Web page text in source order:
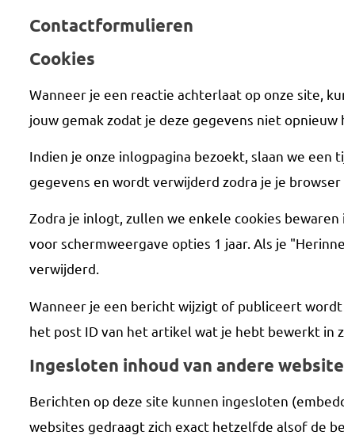
Contactformulieren
Cookies
Wanneer je een reactie achterlaat op onze site,
jouw gemak zodat je deze gegevens niet
Indien je onze inlogpagina bezoekt, slaan we
gegevens en wordt verwijderd zodra je je browser
Zodra je inlogt, zullen we enkele cookies
voor schermweergave opties 1 jaar. Als je
verwijderd.
Wanneer je een bericht wijzigt of publiceert
het post ID van het artikel wat je hebt bewerkt in
Ingesloten inhoud van andere
Berichten op deze site kunnen ingesloten
websites gedraagt zich exact hetzelfde alsof de